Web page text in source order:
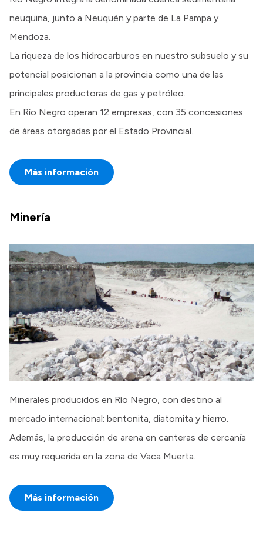
neuquina, junto a Neuquén y parte de La Pampa y
Mendoza.
La riqueza de los hidrocarburos en nuestro subsuelo y su
potencial posicionan a la provincia como una de las
principales productoras de gas y petróleo.
En Río Negro operan 12 empresas, con 35 concesiones
de áreas otorgadas por el Estado Provincial.
Más información
Minería
Minerales producidos en Río Negro, con destino al
mercado internacional: bentonita, diatomita y hierro.
Además, la producción de arena en canteras de cercanía
es muy requerida en la zona de Vaca Muerta.
Más información